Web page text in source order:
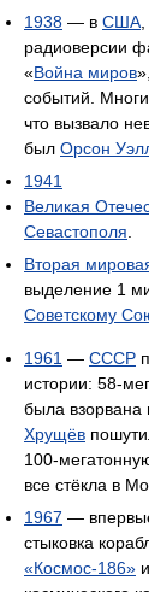
1938 — в США
радиоверсии
«Война миров
событий.
что вызвало
был Орсон
1941
Великая
Севастополя
Вторая
выделение 1
Советскому
1961 — СССР
истории: 58-
была взорвана
Хрущёв
100-
все стёкла в
1967 —
стыковка
«Космос-186» и